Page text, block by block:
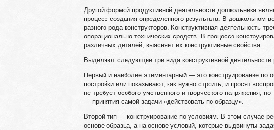
Другой формой продуктивной деятельности дошкольника
процесс создания определенного результата. В дошкольном
разного рода конструкторов. Конструктивная деятельность
операционально-технических средств. В процессе
различных деталей, выясняет их конструктивные свойства.
Выделяют следующие три вида конструктивной деятельности
Первый и наиболее элементарный — это конструирование по
постройки или показывают, как нужно строить, и просят
не требует особого умственного и творческого напряжения,
— принятия самой задачи «действовать по образцу».
Второй тип — конструирование по условиям. В этом случае
основе образца, а на основе условий, которые выдвинуты